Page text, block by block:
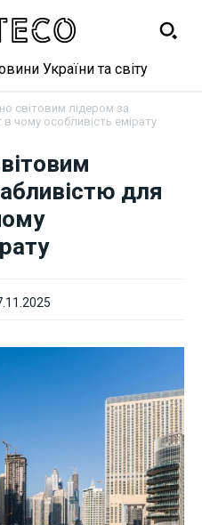
України та світу
світовим лідером за
чому особливість емірату
для